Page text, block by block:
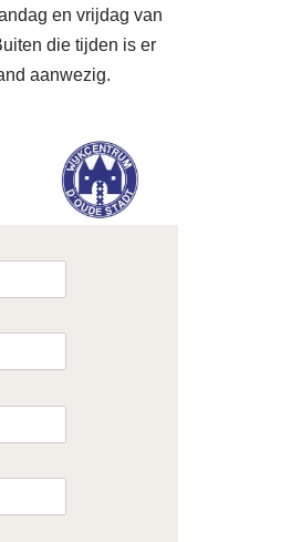
en vrijdag van
die tijden is er
aanwezig.